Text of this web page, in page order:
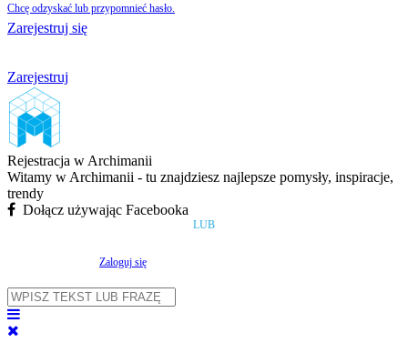
Chcę odzyskać lub przypomnieć hasło.
Zarejestruj się
Zarejestruj
Rejestracja w Archimanii
Witamy w Archimanii - tu znajdziesz najlepsze pomysły, inspiracje,
trendy
Dołącz używając Facebooka
LUB
Zaloguj się